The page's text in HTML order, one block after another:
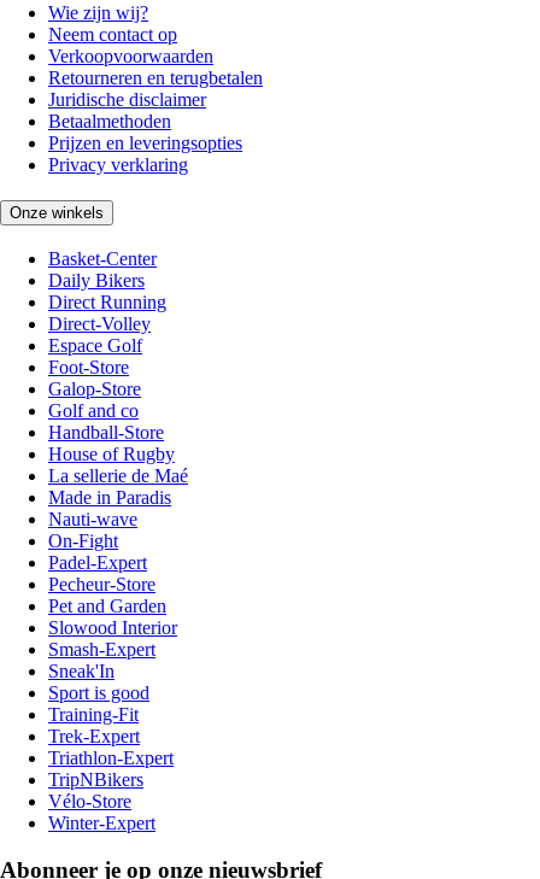
Wie zijn wij?
Neem contact op
Verkoopvoorwaarden
Retourneren en terugbetalen
Juridische disclaimer
Betaalmethoden
Prijzen en leveringsopties
Privacy verklaring
Onze winkels
Basket-Center
Daily Bikers
Direct Running
Direct-Volley
Espace Golf
Foot-Store
Galop-Store
Golf and co
Handball-Store
House of Rugby
La sellerie de Maé
Made in Paradis
Nauti-wave
On-Fight
Padel-Expert
Pecheur-Store
Pet and Garden
Slowood Interior
Smash-Expert
Sneak'In
Sport is good
Training-Fit
Trek-Expert
Triathlon-Expert
TripNBikers
Vélo-Store
Winter-Expert
Abonneer je op onze nieuwsbrief